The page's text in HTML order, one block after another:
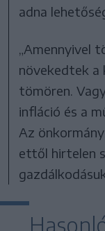
adna
„Amennyivel
növekedtek a
tömören.
infláció és a
Az
ettől hirtelen